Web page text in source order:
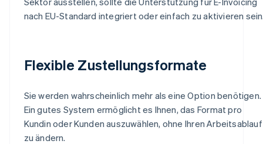
nach EU-Standard integriert oder einfach zu aktivieren
Flexible Zustellungsformate
Sie werden wahrscheinlich mehr als eine Option benötigen.
Ein gutes System ermöglicht es Ihnen, das Format pro
Kundin oder Kunden auszuwählen, ohne Ihren Arbeitsablauf
zu ändern.